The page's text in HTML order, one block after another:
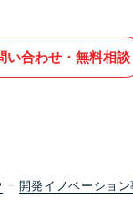
い合わせ・無料相談
開発イノベーション